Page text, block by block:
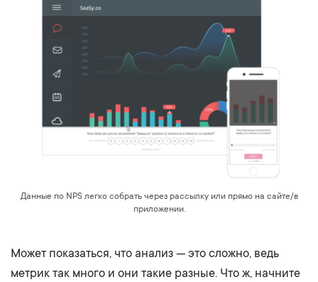
Данные по NPS легко собрать через рассылку или прямо на сайте/в
приложении.
Может показаться, что анализ — это сложно, ведь
метрик так много и они такие разные. Что ж, начните